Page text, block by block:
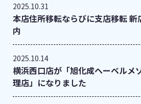
2025.10.31
本店住所移転ならびに支店移転 新
内
2025.10.14
横浜西口店が「旭化成ヘーベルメ
理店」になりました